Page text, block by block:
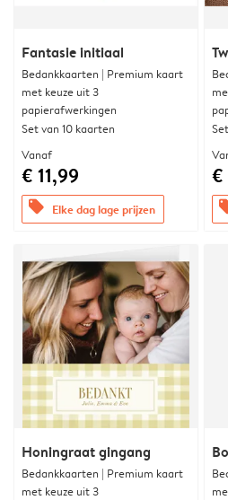
Fantasie initiaal
Bedankkaarten | Premium kaart
met keuze uit 3
papierafwerkingen
Set van 10 kaarten
Vanaf
€ 11,99
offers Elke dag lage prijzen
€
Honingraat gingang
Bedankkaarten | Premium kaart
met keuze uit 3